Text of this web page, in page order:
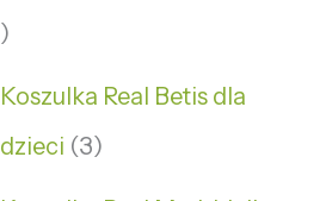
Koszulka Real Betis dla
dzieci 3